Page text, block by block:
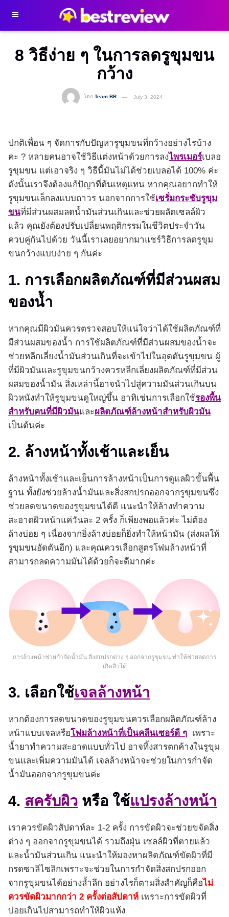
8 วิธีง่าย ๆ ในการลดรูขุมขน
กว้าง
โดย Team BR July 3, 2024
ปกติเพื่อน ๆ จัดการกับปัญหารูขุมขนที่กว้างอย่างไรบ้าง
คะ ? หลายคนอาจใช้วิธีแต่งหน้าด้วยการลงไพรเมอร์เบลอ
รูขุมขน แต่เอาจริง ๆ วิธีนี้มันไม่ได้ช่วยเบลอได้ 100% ค่ะ
ดังนั้นเราจึงต้องแก้ปัญาที่ต้นเหตุแทน หากคุณอยากทำให้
รูขุมขนเล็กลงแบบถาวร นอกจากการใช้เซรั่มกระชับรูขุม
ขนที่มีส่วนผสมลดน้ำมันส่วนเกินและช่วยผลัดเซลล์ผิว
แล้ว คุณยังต้องปรับเปลี่ยนพฤติกรรมในชีวิตประจำวัน
ควบคู่กันไปด้วย วันนี้เราเลยอยากมาแชร์วิธีการลดรูขุม
ขนกว้างแบบง่าย ๆ กันค่ะ
1. การเลือกผลิตภัณฑ์ที่มีส่วนผสม
ของน้ำ
หากคุณมีผิวมันควรตรวจสอบให้แน่ใจว่าได้ใช้ผลิตภัณฑ์ที่
มีส่วนผสมของน้ำ การใช้ผลิตภัณฑ์ที่มีส่วนผสมของน้ำจะ
ช่วยหลีกเลี่ยงน้ำมันส่วนเกินที่จะเข้าไปในอุดตันรูขุมขน ผู้
ที่มีผิวมันและรูขุมขนกว้างควรหลีกเลี่ยงผลิตภัณฑ์ที่มีส่วน
ผสมของน้ำมัน สิ่งเหล่านี้อาจนำไปสู่ความมันส่วนเกินบน
ผิวหนังทำให้รูขุมขนดูใหญ่ขึ้น อาทิเช่นการเลือกใช้รองพื้น
สำหรับคนที่มีผิวมันและผลิตภัณฑ์ล้างหน้าสำหรับผิวมัน
เป็นต้นค่ะ
2. ล้างหน้าทั้งเช้าและเย็น
ล้างหน้าทั้งเช้าและเย็นการล้างหน้าเป็นการดูแลผิวขั้นพื้น
ฐาน ทั้งยังช่วยล้างน้ำมันและสิ่งสกปรกออกจากรูขุมขนซึ่ง
ช่วยลดขนาดของรูขุมขนได้ดี แนะนำให้ล้างทำความ
สะอาดผิวหน้าแค่วันละ 2 ครั้ง ก็เพียงพอแล้วค่ะ ไม่ต้อง
ล้างบ่อย ๆ เนื่องจากยิ่งล้างบ่อยก็ยิ่งทำให้หน้ามัน (ส่งผลให้
รูขุมขนอัดตันอีก) และคุณควรเลือกสูตรโฟมล้างหน้าที่
สามารถลดความมันได้ด้วยก็จะดีมากค่ะ
การล้างหน้าช่วยกำจัดน้ำมัน สิ่งสกปรกต่าง ๆ ออกจากรูขุมขน ทำให้ช่วยลดการ
เกิดสิวได้
3. เลือกใช้เจลล้างหน้า
หากต้องการลดขนาดของรูขุมขนควรเลือกผลิตภัณฑ์ล้าง
หน้าแบบเจลหรือโฟมล้างหน้าที่เป็นคลีนเซอร์ดี ๆ เพราะ
น้ำยาทำความสะอาดแบบทั่วไป อาจทิ้งสารตกค้างในรูขุม
ขนและเพิ่มความมันได้ เจลล้างหน้าจะช่วยในการกำจัด
น้ำมันออกจากรูขุมขนค่ะ
4. สครับผิว หรือ ใช้แปรงล้างหน้า
เราควรขัดผิวสัปดาห์ละ 1-2 ครั้ง การขัดผิวจะช่วยขจัดสิ่ง
ต่าง ๆ ออกจากรูขุมขนได้ รวมถึงฝุ่น เซลล์ผิวที่ตายแล้ว
และน้ำมันส่วนเกิน แนะนำให้มองหาผลิตภัณฑ์ขัดผิวที่มี
กรดซาลิไซลิกเพราะจะช่วยในการกำจัดสิ่งสกปรกออก
จากรูขุมขนได้อย่างล้ำลึก อย่างไรก็ตามสิ่งสำคัญก็คือไม่
ควรขัดผิวมากกว่า 2 ครั้งต่อสัปดาห์ เพราะการขัดผิวที่
บ่อยเกินไปสามารถทำให้ผิวแห้ง